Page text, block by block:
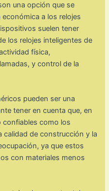
una opción que se
a los relojes
suelen tener
los relojes inteligentes de
física,
y control de la
pueden ser una
tener en cuenta que, en
confiables como los
calidad de construcción y la
ya que estos
con materiales menos